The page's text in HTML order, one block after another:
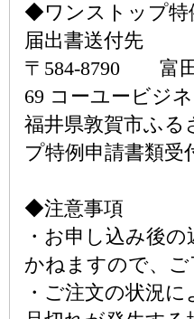
◆ワンストップ特
届出書送付先
〒584-8790 富田
69 コーユービジ
福井県敦賀市ふる
プ特例申請書類受
◆注意事項
・お申し込み後
かねますので、ご
・ご注文の状況